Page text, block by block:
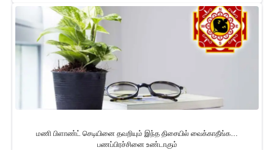
மணி பிளாண்ட் செடியினை தவறியும் இந்த திசையில் வைக்காதீங்க…
பணப்பிரச்சினை உண்டாகும்